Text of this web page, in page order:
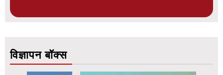
विज्ञापन बॉक्स